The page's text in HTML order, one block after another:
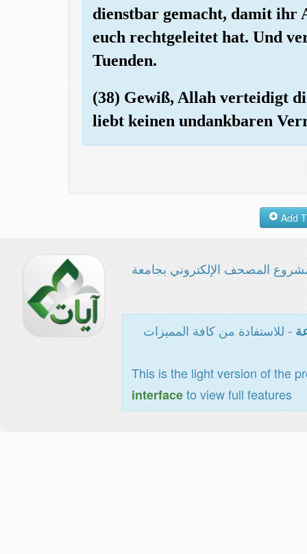
dienstbar gemacht, damit ihr
euch rechtgeleitet hat. Und
Tuenden.
(38) Gewiß, Allah verteidigt
liebt keinen undankbaren
المصحف الإلكتروني بجامعة
- للاستفادة من كافة المميزات
This is the light version of the
interfaceto view full features